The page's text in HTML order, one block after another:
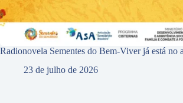
Radionovela Sementes do Bem-Viver já está no
23 de julho de 2026